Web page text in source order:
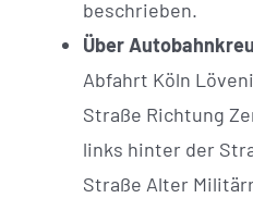
beschrieben.
Über
Abfahrt Köln
Straße Richtung
links hinter der
Straße Alter